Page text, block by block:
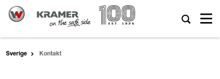
Sverige Kontakt